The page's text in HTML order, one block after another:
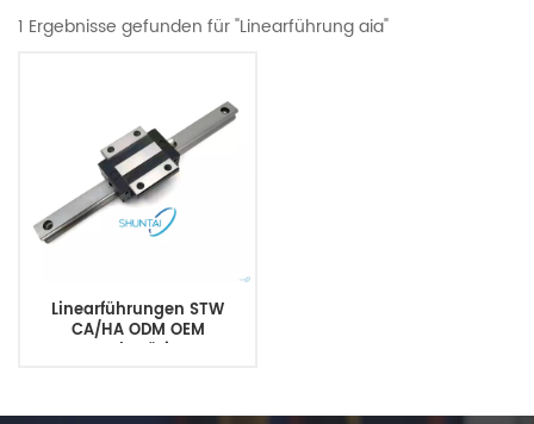
1 Ergebnisse gefunden für "Linearführung aia"
Linearführungen STW
CA/HA ODM OEM
Hochpräzise